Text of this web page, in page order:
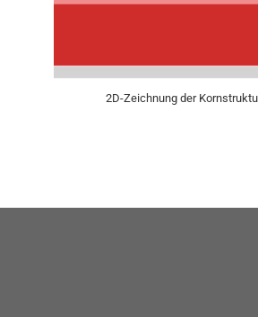
2D-Zeichnung der